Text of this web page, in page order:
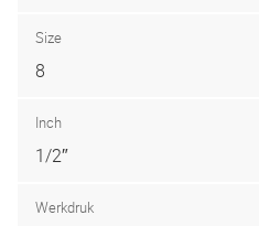
Size
8
Inch
1/2″
Werkdruk